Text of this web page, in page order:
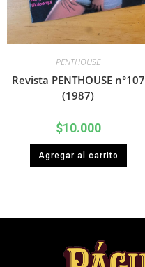
PENTHOUSE
Revista PENTHOUSE n°107
(1987)
$10.000
Agregar al carrito